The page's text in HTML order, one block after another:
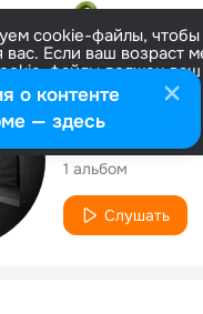
cookie-файлы, чтобы
Если ваш возраст
файлы должен
Больше информации
все Настроить
Исполнитель
Little Susie
1 альбом
Слушать
о контенте
— здесь